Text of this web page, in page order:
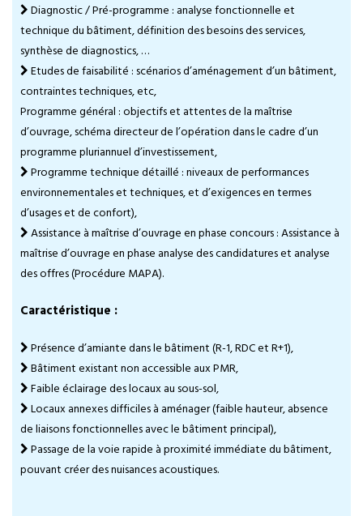
Diagnostic / Pré-programme : analyse fonctionnelle et
technique du bâtiment, définition des besoins des services,
synthèse de diagnostics, …
Etudes de faisabilité : scénarios d’aménagement d’un bâtiment,
contraintes techniques, etc,
Programme général : objectifs et attentes de la maîtrise
d’ouvrage, schéma directeur de l’opération dans le cadre d’un
programme pluriannuel d’investissement,
Programme technique détaillé : niveaux de performances
environnementales et techniques, et d’exigences en termes
d’usages et de confort),
Assistance à maîtrise d’ouvrage en phase concours : Assistance à
maîtrise d’ouvrage en phase analyse des candidatures et analyse
des offres (Procédure MAPA).
Caractéristique :
Présence d’amiante dans le bâtiment (R-1, RDC et R+1),
Bâtiment existant non accessible aux PMR,
Faible éclairage des locaux au sous-sol,
Locaux annexes difficiles à aménager (faible hauteur, absence
de liaisons fonctionnelles avec le bâtiment principal),
Passage de la voie rapide à proximité immédiate du bâtiment,
pouvant créer des nuisances acoustiques.